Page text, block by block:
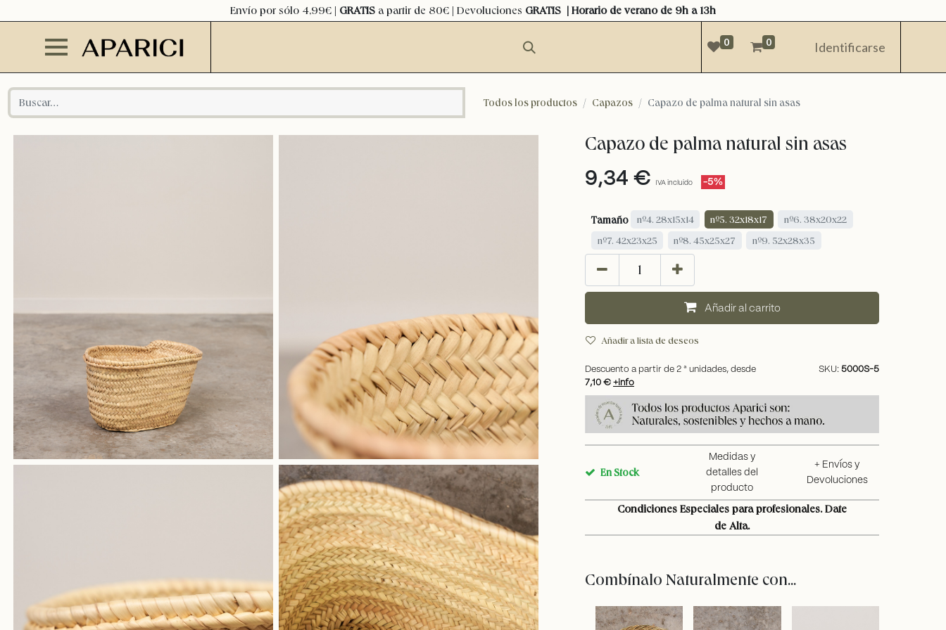
Envío por sólo 4,99€ | GRATIS a partir de 80€ | Devoluciones GRATIS | Horario de verano de 9h a 13h
0 0 Identificarse
Todos los productos Capazos Capazo de palma natural sin asas
Capazo de palma natural sin asas
9,34 € IVA incluido -5%
Tamaño nº4. 28x15x14 nº5. 32x18x17
nº6. 38x20x22
nº7. 42x23x25
nº8. 45x25x27 nº9. 52x28x35
añadir al carrito
Añadir a lista de deseos
Descuento a partir de 2 ª unidades, desde
7,10 € +info
SKU: 5000S-5
En Stock
Medidas y
detalles del
producto
+ Envíos y
Devoluciones
Condiciones Especiales para profesionales. Date
de Alta.
Combínalo Naturalmente con...